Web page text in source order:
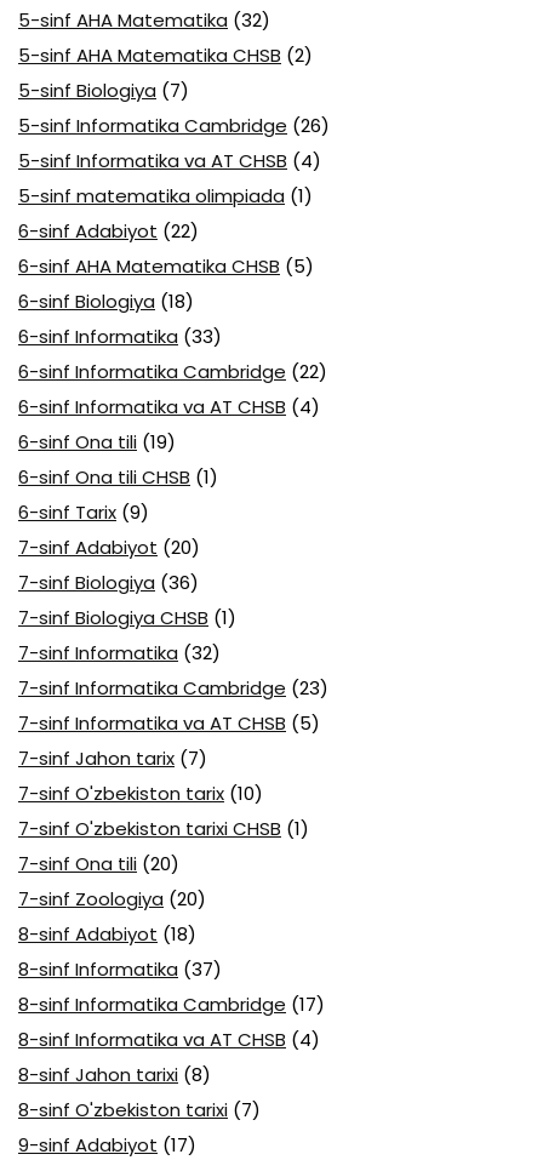
5-sinf AHA Matematika (32)
5-sinf AHA Matematika CHSB (2)
5-sinf Biologiya (7)
5-sinf Informatika Cambridge (26)
5-sinf Informatika va AT CHSB (4)
5-sinf matematika olimpiada (1)
6-sinf Adabiyot (22)
6-sinf AHA Matematika CHSB (5)
6-sinf Biologiya (18)
6-sinf Informatika (33)
6-sinf Informatika Cambridge (22)
6-sinf Informatika va AT CHSB (4)
6-sinf Ona tili (19)
6-sinf Ona tili CHSB (1)
6-sinf Tarix (9)
7-sinf Adabiyot (20)
7-sinf Biologiya (36)
7-sinf Biologiya CHSB (1)
7-sinf Informatika (32)
7-sinf Informatika Cambridge (23)
7-sinf Informatika va AT CHSB (5)
7-sinf Jahon tarix (7)
7-sinf O'zbekiston tarix (10)
7-sinf O'zbekiston tarixi CHSB (1)
7-sinf Ona tili (20)
7-sinf Zoologiya (20)
8-sinf Adabiyot (18)
8-sinf Informatika (37)
8-sinf Informatika Cambridge (17)
8-sinf Informatika va AT CHSB (4)
8-sinf Jahon tarixi (8)
8-sinf O'zbekiston tarixi (7)
9-sinf Adabiyot (17)